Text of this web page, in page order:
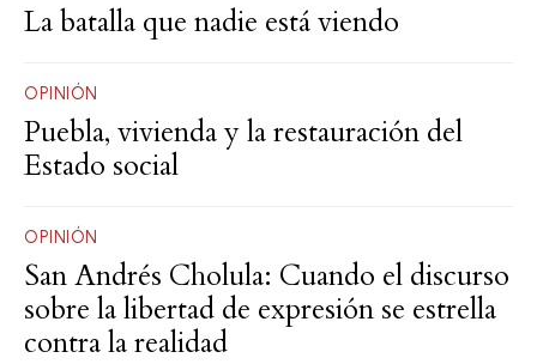
La batalla que nadie está viendo
OPINIÓN
Puebla, vivienda y la restauración del
Estado social
OPINIÓN
San Andrés Cholula: Cuando el discurso
sobre la libertad de expresión se estrella
contra la realidad